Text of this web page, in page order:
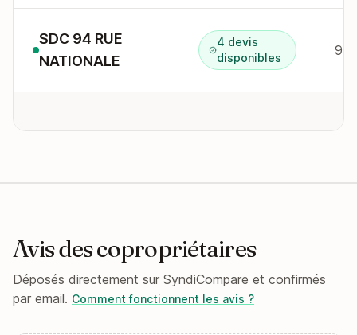
SDC 94 RUE
NATIONALE
4 devis
disponibles
Avis des copropriétaires
Déposés directement sur SyndiCompare et confirmés
par email. Comment fonctionnent les avis ?